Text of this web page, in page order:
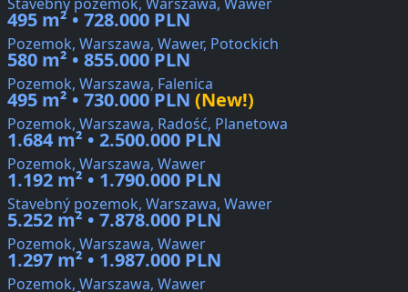
495 m² • 728.000 PLN
Pozemok, Warszawa, Wawer, Potockich
580 m² • 855.000 PLN
Pozemok, Warszawa, Falenica
495 m² • 730.000 PLN (New!)
Pozemok, Warszawa, Radość, Planetowa
1.684 m² • 2.500.000 PLN
Pozemok, Warszawa, Wawer
1.192 m² • 1.790.000 PLN
Stavebný pozemok, Warszawa, Wawer
5.252 m² • 7.878.000 PLN
Pozemok, Warszawa, Wawer
1.297 m² • 1.987.000 PLN
Pozemok, Warszawa, Wawer